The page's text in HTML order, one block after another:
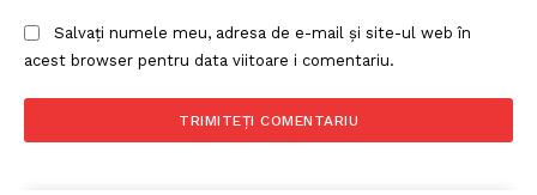
Salvați numele meu, adresa de e-mail și site-ul web în
acest browser pentru data viitoare i comentariu.